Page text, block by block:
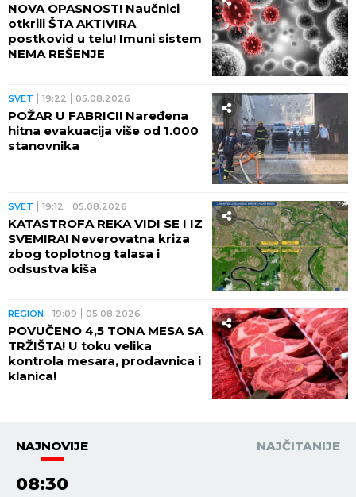
NOVA OPASNOST! Naučnici
otkrili ŠTA AKTIVIRA
postkovid u telu! Imuni sistem
NEMA REŠENJE
SVET 19:22 05.08.2026
POŽAR U FABRICI! Naređena
hitna evakuacija više od 1.000
stanovnika
SVET 19:12 05.08.2026
KATASTROFA REKA VIDI SE I IZ
SVEMIRA! Neverovatna kriza
zbog toplotnog talasa i
odsustva kiša
REGION 19:09 05.08.2026
POVUČENO 4,5 TONA MESA SA
TRŽIŠTA! U toku velika
kontrola mesara, prodavnica i
klanica!
NAJNOVIJE NAJČITANIJE
08:30